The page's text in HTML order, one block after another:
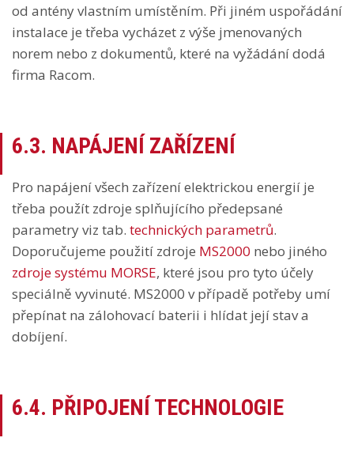
od antény vlastním umístěním. Při jiném uspořádání
instalace je třeba vycházet z výše jmenovaných
norem nebo z dokumentů, které na vyžádání dodá
firma Racom.
6.3. NAPÁJENÍ ZAŘÍZENÍ
Pro napájení všech zařízení elektrickou energií je
třeba použít zdroje splňujícího předepsané
parametry viz tab. technických parametrů.
Doporučujeme použití zdroje MS2000 nebo jiného
zdroje systému MORSE, které jsou pro tyto účely
speciálně vyvinuté. MS2000 v případě potřeby umí
přepínat na zálohovací baterii i hlídat její stav a
dobíjení.
6.4. PŘIPOJENÍ TECHNOLOGIE